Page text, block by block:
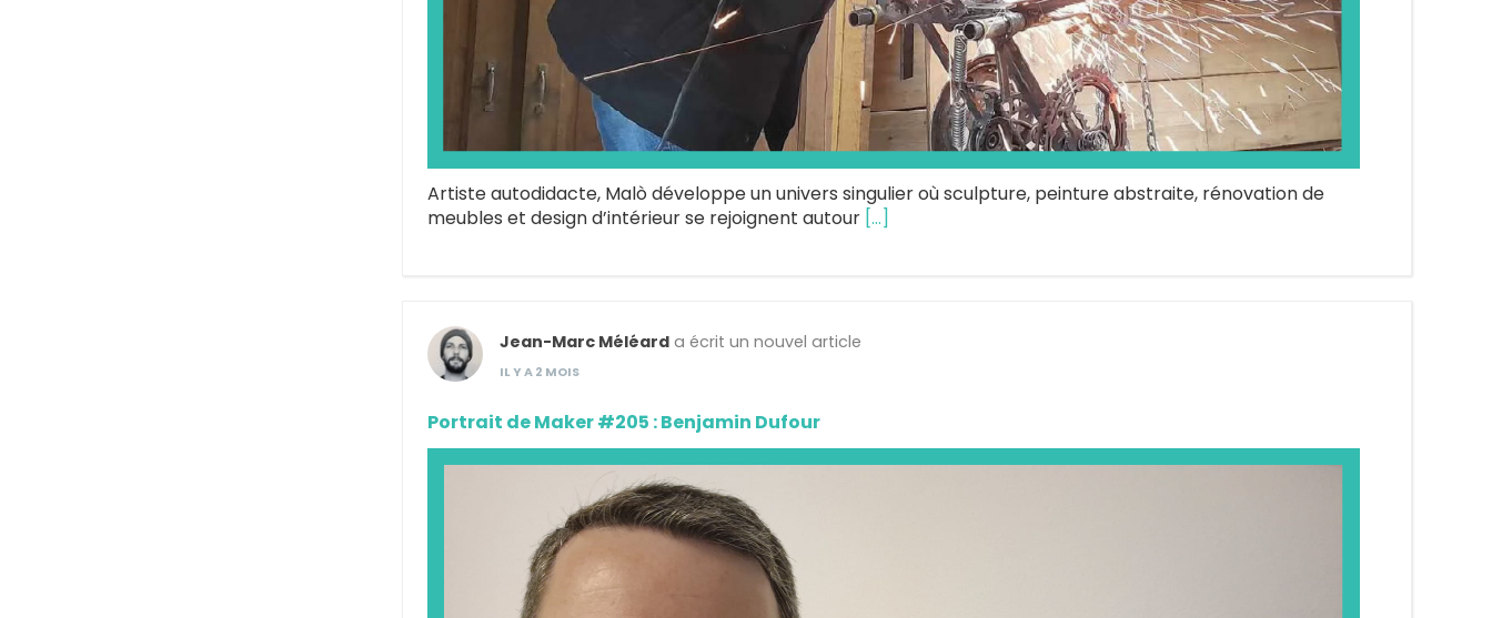
Artiste autodidacte, Malò développe un univers singulier où sculpture, peinture abstraite, rénovation de
meubles et design d’intérieur se rejoignent autour […]
Jean-Marc Méléard a écrit un nouvel article
IL Y A 2 MOIS
Portrait de Maker #205 : Benjamin Dufour